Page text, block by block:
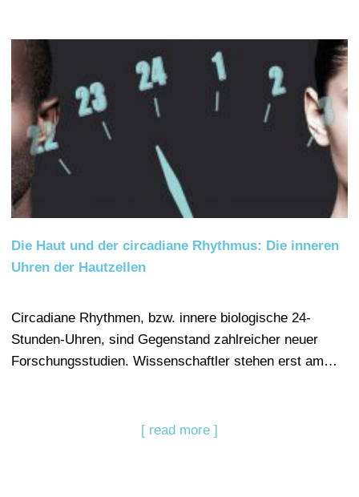
Die Haut und der circadiane Rhythmus: Die inneren
Uhren der Hautzellen
Circadiane Rhythmen, bzw. innere biologische 24-
Stunden-Uhren, sind Gegenstand zahlreicher neuer
Forschungsstudien. Wissenschaftler stehen erst am…
[ read more ]